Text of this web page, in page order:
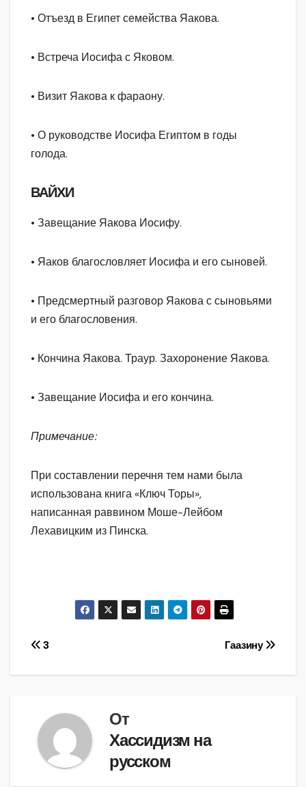
• Отъезд в Египет семейства Яакова.
• Встреча Иосифа с Яковом.
• Визит Яакова к фараону.
• О руководстве Иосифа Египтом в годы
голода.
ВАЙХИ
• Завещание Яакова Иосифу.
• Яаков благословляет Иосифа и его сыновей.
• Предсмертный разговор Яакова с сыновьями
и его благословения.
• Кончина Яакова. Траур. Захоронение Яакова.
• Завещание Иосифа и его кончина.
Примечание:
При составлении перечня тем нами была
использована книга «Ключ Торы»,
написанная раввином Моше-Лейбом
Лехавицким из Пинска.
Навигация
по
Гаазину
3
От
Хассидизм на
русском